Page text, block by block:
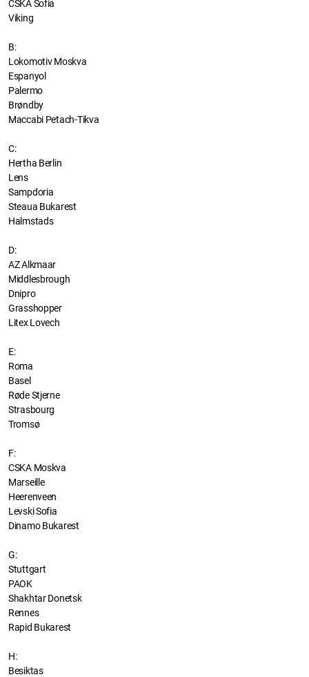
CSKA Sofia
Viking
B:
Lokomotiv Moskva
Espanyol
Palermo
Brøndby
Maccabi Petach-Tikva
C:
Hertha Berlin
Lens
Sampdoria
Steaua Bukarest
Halmstads
D:
AZ Alkmaar
Middlesbrough
Dnipro
Grasshopper
Litex Lovech
E:
Roma
Basel
Røde Stjerne
Strasbourg
Tromsø
F:
CSKA Moskva
Marseille
Heerenveen
Levski Sofia
Dinamo Bukarest
G:
Stuttgart
PAOK
Shakhtar Donetsk
Rennes
Rapid Bukarest
H:
Besiktas